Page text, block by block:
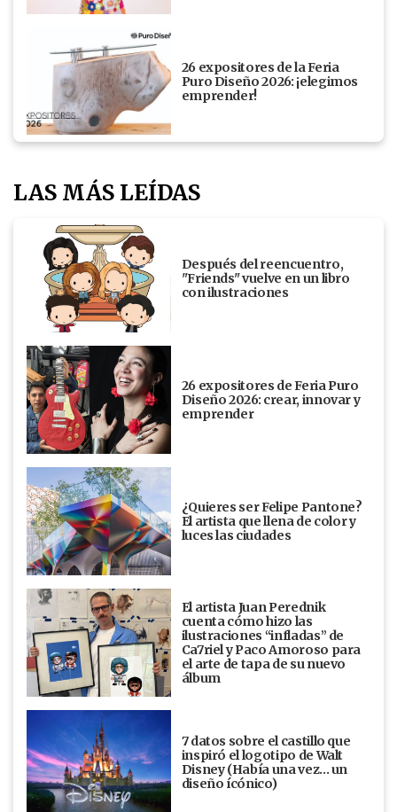
26 expositores de la Feria
Puro Diseño 2026: ¡elegimos
emprender!
LAS MÁS LEÍDAS
Después del reencuentro,
"Friends" vuelve en un libro
con ilustraciones
26 expositores de Feria Puro
Diseño 2026: crear, innovar y
emprender
¿Quieres ser Felipe Pantone?
El artista que llena de color y
luces las ciudades
El artista Juan Perednik
cuenta cómo hizo las
ilustraciones “infladas” de
Ca7riel y Paco Amoroso para
el arte de tapa de su nuevo
álbum
7 datos sobre el castillo que
inspiró el logotipo de Walt
Disney (Había una vez... un
diseño ícónico)